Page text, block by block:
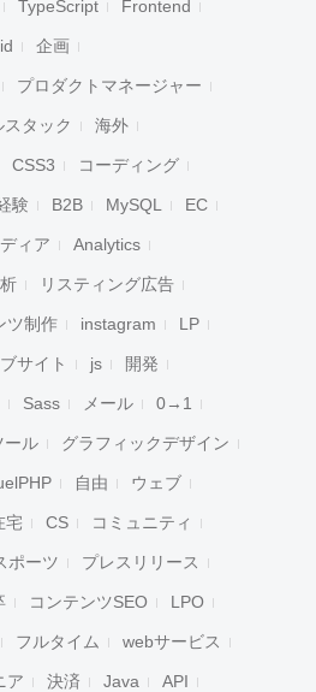
TypeScript Frontend
企画
プロダクトマネージャー
スタック 海外
CSS3 コーディング
験 B2B MySQL EC
ィア Analytics
リスティング広告
ツ制作 instagram LP
サイト js 開発
Sass メール 0→1
ール グラフィックデザイン
自由 ウェブ
宅 CS コミュニティ
ポーツ プレスリリース
コンテンツSEO LPO
フルタイム webサービス
ア 決済 Java API